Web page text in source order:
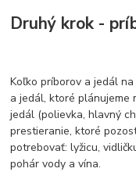
Druhý krok -
Koľko príborov a jedál
a jedál, ktoré plánujeme
jedál (polievka, hlavný
prestieranie, ktoré
potrebovať: lyžicu,
pohár vody a vína.